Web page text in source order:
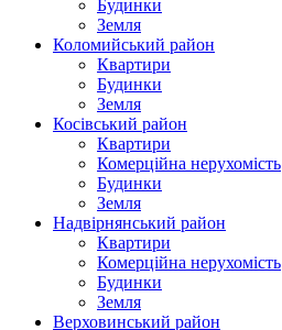
Будинки
Земля
Коломийський район
Квартири
Будинки
Земля
Косівський район
Квартири
Комерційна нерухомість
Будинки
Земля
Надвірнянський район
Квартири
Комерційна нерухомість
Будинки
Земля
Верховинський район